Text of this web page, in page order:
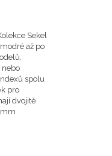
Sekel
až po
nebo
spolu
pro
dvojitě
mm